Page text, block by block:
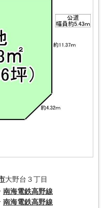
大野台３丁目
南海電鉄高野線
南海電鉄高野線